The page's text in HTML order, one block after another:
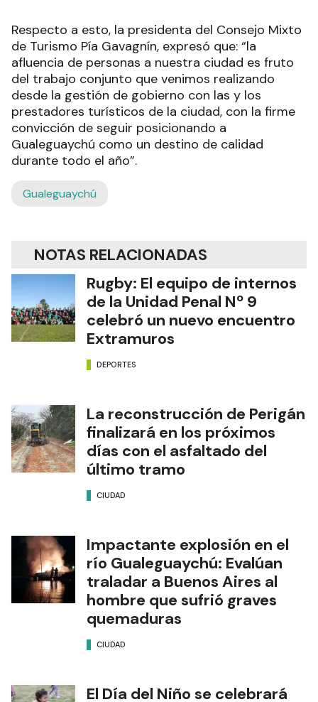
Respecto a esto, la presidenta del Consejo Mixto
de Turismo Pía Gavagnín, expresó que: “la
afluencia de personas a nuestra ciudad es fruto
del trabajo conjunto que venimos realizando
desde la gestión de gobierno con las y los
prestadores turísticos de la ciudad, con la firme
convicción de seguir posicionando a
Gualeguaychú como un destino de calidad
durante todo el año”.
Gualeguaychú
NOTAS RELACIONADAS
Rugby: El equipo de internos
de la Unidad Penal Nº 9
celebró un nuevo encuentro
Extramuros
DEPORTES
La reconstrucción de Perigán
finalizará en los próximos
días con el asfaltado del
último tramo
CIUDAD
Impactante explosión en el
río Gualeguaychú: Evalúan
traladar a Buenos Aires al
hombre que sufrió graves
quemaduras
CIUDAD
El Día del Niño se celebrará